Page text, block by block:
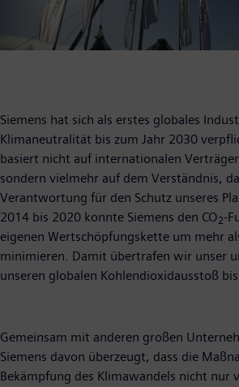
Siemens hat sich als erstes globales
Klimaneutralität bis zum Jahr 2030
basiert nicht auf internationalen
sondern vielmehr auf dem Verständnis,
Verantwortung für den Schutz unseres
2014 bis 2020 konnte Siemens den CO2-
eigenen Wertschöpfungskette um mehr
minimieren. Damit übertrafen wir unser
unseren globalen Kohlendioxidausstoß
Gemeinsam mit anderen großen
Siemens davon überzeugt, dass die
Bekämpfung des Klimawandels nicht nur